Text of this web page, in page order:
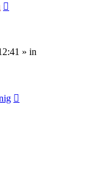
» in